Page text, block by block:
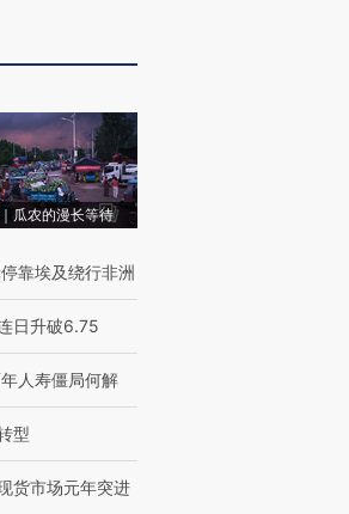
瓜农的漫长等待
靠埃及绕行非洲
日升破6.75
人寿僵局何解
型
货市场元年突进